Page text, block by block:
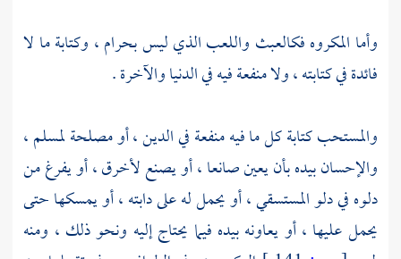
وأما المكروه فكالعبث واللعب الذي ليس بحرام ، وكتابة ما لا
فائدة في كتابته ، ولا منفعة فيه في الدنيا والآخرة .
والمستحب كتابة كل ما فيه منفعة في الدين ، أو مصلحة لمسلم ،
والإحسان بيده بأن يعين صانعا ، أو يصنع لأخرق ، أو يفرغ من
دلوه في دلو المستسقي ، أو يحمل له على دابته ، أو يمسكها حتى
يحمل عليها ، أو يعاونه بيده فيما يحتاج إليه ونحو ذلك ، ومنه